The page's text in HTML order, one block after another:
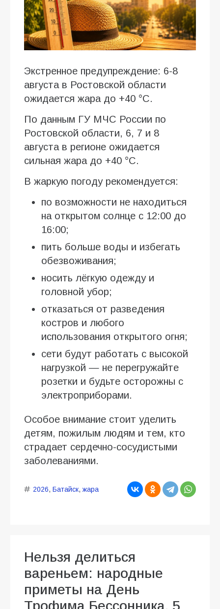
Экстренное предупреждение: 6-8
августа в Ростовской области
ожидается жара до +40 °C.
По данным ГУ МЧС России по
Ростовской области, 6, 7 и 8
августа в регионе ожидается
сильная жара до +40 °C.
В жаркую погоду рекомендуется:
по возможности не находиться
на открытом солнце с 12:00 до
16:00;
пить больше воды и избегать
обезвоживания;
носить лёгкую одежду и
головной убор;
отказаться от разведения
костров и любого
использования открытого огня;
сети будут работать с высокой
нагрузкой — не перегружайте
розетки и будьте осторожны с
электроприборами.
Особое внимание стоит уделить
детям, пожилым людям и тем, кто
страдает сердечно-сосудистыми
заболеваниями.
2026, Батайск, жара
Нельзя делиться
вареньем: народные
приметы на День